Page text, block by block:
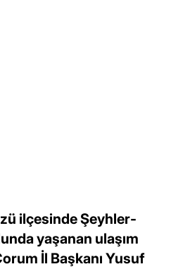
ilçesinde Şeyhler-
yaşanan ulaşım
İl Başkanı Yusuf